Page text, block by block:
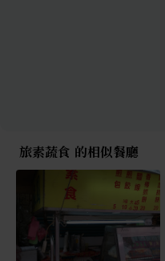
旅素蔬食 的相似餐廳